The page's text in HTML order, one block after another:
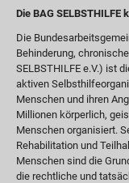
Die BAG SELBSTHILFE
Die
Behinderung,
SELBSTHILFE e.V.) ist
aktiven
Menschen und ihren
Millionen körperlich,
Menschen organisiert.
Rehabilitation und
Menschen sind die
die rechtliche und